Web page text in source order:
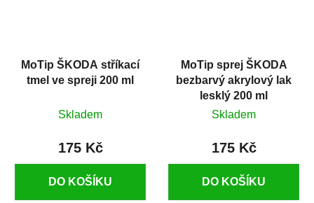
MoTip ŠKODA stříkací
tmel ve spreji 200 ml
Skladem
175 Kč
DO KOŠÍKU
MoTip sprej ŠKODA
bezbarvý akrylový lak
lesklý 200 ml
Skladem
175 Kč
DO KOŠÍKU